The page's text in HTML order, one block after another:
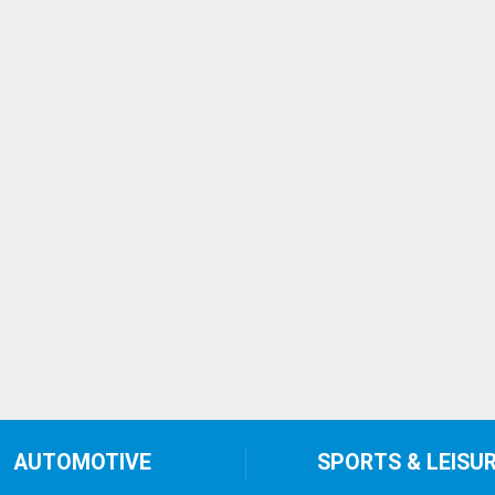
AUTOMOTIVE SPORTS &